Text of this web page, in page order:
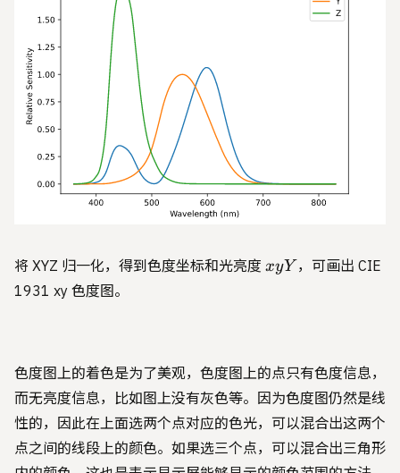
将 XYZ 归一化，得到色度坐标和光亮度 xyY
xyY ，可画出 CIE
1931 xy 色度图。
色度图上的着色是为了美观，色度图上的点只有色度信息，
而无亮度信息，比如图上没有灰色等。因为色度图仍然是线
性的，因此在上面选两个点对应的色光，可以混合出这两个
点之间的线段上的颜色。如果选三个点，可以混合出三角形